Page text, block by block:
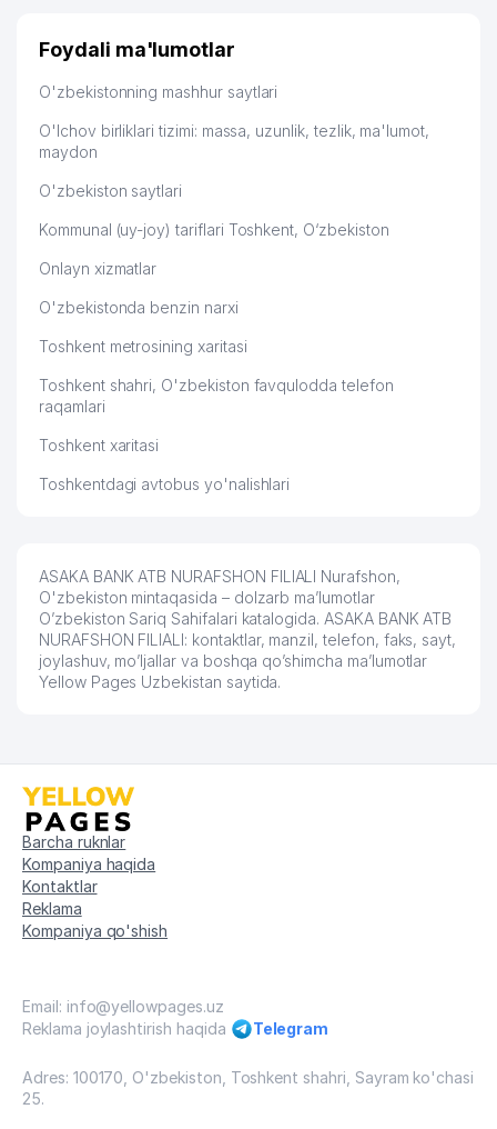
Foydali ma'lumotlar
O'zbekistonning mashhur saytlari
O'lchov birliklari tizimi: massa, uzunlik, tezlik, ma'lumot,
maydon
O'zbekiston saytlari
Kommunal (uy-joy) tariflari Toshkent, O‘zbekiston
Onlayn xizmatlar
O'zbekistonda benzin narxi
Toshkent metrosining xaritasi
Toshkent shahri, O'zbekiston favqulodda telefon
raqamlari
Toshkent xaritasi
Toshkentdagi avtobus yo'nalishlari
ASAKA BANK ATB NURAFSHON FILIALI Nurafshon,
O'zbekiston mintaqasida – dolzarb ma’lumotlar
O’zbekiston Sariq Sahifalari katalogida. ASAKA BANK ATB
NURAFSHON FILIALI: kontaktlar, manzil, telefon, faks, sayt,
joylashuv, mo’ljallar va boshqa qo’shimcha ma’lumotlar
Yellow Pages Uzbekistan saytida.
Barcha ruknlar
Kompaniya haqida
Kontaktlar
Reklama
Kompaniya qo'shish
Email: info@yellowpages.uz
Reklama joylashtirish haqida
Telegram
Adres: 100170, O'zbekiston, Toshkent shahri, Sayram ko'chasi
25.